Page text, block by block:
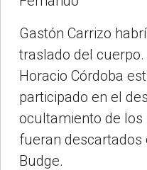
Gastón Carrizo
traslado del
Horacio Córdoba
participado en el
ocultamiento de
fueran descartados
Budge.